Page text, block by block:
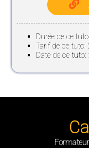
Durée de ce
Tarif de ce tuto:
Date de ce